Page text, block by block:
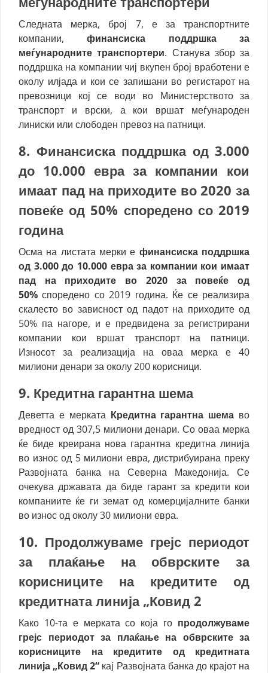
Следната мерка, број 7, е за транспортните
компании,финансиска поддршка за
меѓународните транспортери. Станува збор за
поддршка на компании чиј вкупен број вработени е
околу илјада и кои се запишани во регистарот на
превозници кој се води во Министерството за
транспорт и врски, а кои вршат меѓународен
линиски или слободен превоз на патници.
8. Финансиска поддршка од 3.000
до 10.000 евра за компании кои
имаат пад на приходите во 2020 за
повеќе од 50% споредено со 2019
година
Осма на листата мерки е финансиска поддршка
од 3.000 до 10.000 евра за компании кои имаат
пад на приходите во 2020 за повеќе од
50% споредено со 2019 година. Ќе се реализира
скалесто во зависност од падот на приходите од
50% па нагоре, и е предвидена за регистрирани
компании кои вршат транспорт на патници.
Износот за реализација на оваа мерка е 40
милиони денари за околу 200 корисници.
9. Кредитна гарантна шема
Деветта е мерката Кредитна гарантна шема во
вредност од 307,5 милиони денари. Со оваа мерка
ќе биде креирана нова гарантна кредитна линија
во износ од 5 милиони евра, дистрибуирана преку
Развојната банка на Северна Македонија. Се
очекува државата да биде гарант за кредити кои
компаниите ќе ги земат од комерцијалните банки
во износ од околу 30 милиони евра.
10. Продолжуваме грејс периодот
за плаќање на обврските за
корисниците на кредитите од
кредитната линија „Ковид 2
Како 10-та е мерката со која го продолжуваме
грејс периодот за плаќање на обврските за
корисниците на кредитите од кредитната
линија „Ковид 2“ кај Развојната банка до крајот на